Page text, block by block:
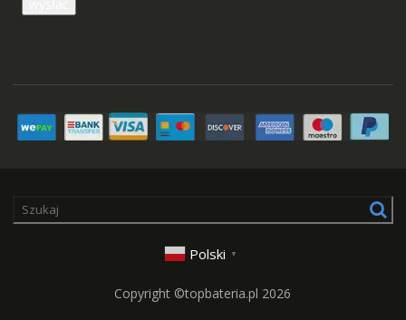
Polski ▼
Copyright ©topbateria.pl 2026